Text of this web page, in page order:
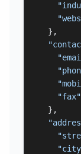
  },
"fax"
  },